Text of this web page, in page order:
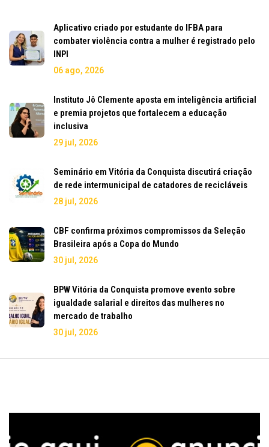
Aplicativo criado por estudante do IFBA para
combater violência contra a mulher é registrado pelo
INPI
06 ago, 2026
Instituto Jô Clemente aposta em inteligência artificial
e premia projetos que fortalecem a educação
inclusiva
29 jul, 2026
Seminário em Vitória da Conquista discutirá criação
de rede intermunicipal de catadores de recicláveis
28 jul, 2026
CBF confirma próximos compromissos da Seleção
Brasileira após a Copa do Mundo
30 jul, 2026
BPW Vitória da Conquista promove evento sobre
igualdade salarial e direitos das mulheres no
mercado de trabalho
30 jul, 2026